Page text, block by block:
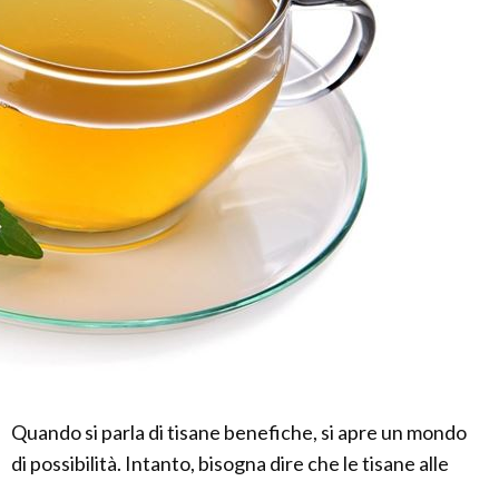
Quando si parla di tisane benefiche, si apre un mondo
di possibilità. Intanto, bisogna dire che le tisane alle